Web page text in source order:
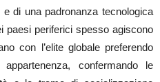
di una padronanza tecnologica
paesi periferici spesso agiscono
con l’elite globale preferendo
confermando le